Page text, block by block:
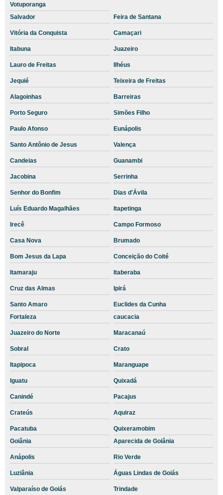
Hemograma veterinário preço
Laboratório de análises clínicas veterinária
Laboratório de Diagnósticos Veterinários
Laboratório de Exames Básicos Veterinários
Laboratório e Clínica Veterinária
Laboratório para exames de animais
Laboratório veterinário
Laboratório veterinário a domicílio
Laboratório veterinário de analises clinicas
Laboratório veterinário em são paulo
Laboratório Veterinário Terceirizado
Laboratório veterinário terceirizado em são paulo
Laudo radiográfico veterinário
Laudo raio x veterinário
Preço exames veterinários
Serviço de Teleatendimento Veterinário
Serviço de Telemedicina Veterinária
Serviço de Teleorientação Veterinária
Teleatendimento Veterinário sp
Telemedicina veterinária
Telemedicina Veterinária sp
Teleorientação Veterinária sp
Telerradiologia veterinária
Terceirização de Análises Veterinárias
Terceirização de Diagnósticos Veterinários
Votuporanga
Salvador
Feira de Santana
Vitória da Conquista Camaçari
Itabuna Juazeiro
Lauro de Freitas Ilhéus
Jequié Teixeira de Freitas
Alagoinhas Barreiras
Porto Seguro Simões Filho
Paulo Afonso Eunápolis
Santo Antônio de Jesus Valença
Candeias Guanambi
Jacobina Serrinha
Senhor do Bonfim Dias d'Ávila
Luís Eduardo Magalhães Itapetinga
Irecê Campo Formoso
Casa Nova Brumado
Bom Jesus da Lapa Conceição do Coité
Itamaraju Itaberaba
Cruz das Almas Ipirá
Santo Amaro
Euclides da Cunha
Fortaleza
caucacia
Juazeiro do Norte Maracanaú
Sobral Crato
Itapipoca Maranguape
Iguatu Quixadá
Canindé Pacajus
Crateús Aquiraz
Pacatuba
Quixeramobim
Goiânia
Aparecida de Goiânia
Anápolis Rio Verde
Luziânia Águas Lindas de Goiás
Valparaíso de Goiás Trindade